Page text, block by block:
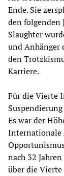
Ende. Sie
den folgenden
Slaughter
und Anhänger
den
Karriere.
Für die Vierte
Es war der
Internationale
nach 32
über die